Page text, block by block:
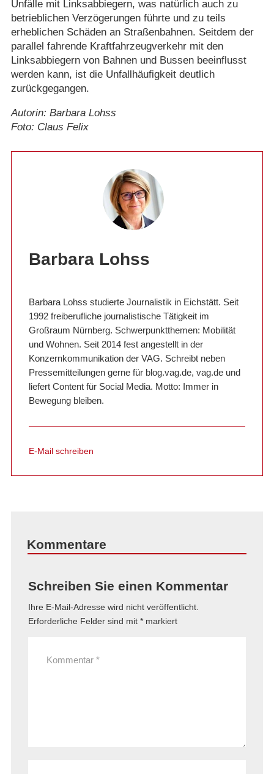
Unfälle mit Linksabbiegern, was natürlich auch zu
betrieblichen Verzögerungen führte und zu teils
erheblichen Schäden an Straßenbahnen. Seitdem der
parallel fahrende Kraftfahrzeugverkehr mit den
Linksabbiegern von Bahnen und Bussen beeinflusst
werden kann, ist die Unfallhäufigkeit deutlich
zurückgegangen.
Autorin: Barbara Lohss
Foto: Claus Felix
Barbara Lohss
Barbara Lohss studierte Journalistik in Eichstätt. Seit
1992 freiberufliche journalistische Tätigkeit im
Großraum Nürnberg. Schwerpunktthemen: Mobilität
und Wohnen. Seit 2014 fest angestellt in der
Konzernkommunikation der VAG. Schreibt neben
Pressemitteilungen gerne für blog.vag.de, vag.de und
liefert Content für Social Media. Motto: Immer in
Bewegung bleiben.
E-Mail schreiben
Kommentare
Schreiben Sie einen Kommentar
Ihre E-Mail-Adresse wird nicht veröffentlicht.
Erforderliche Felder sind mit *markiert